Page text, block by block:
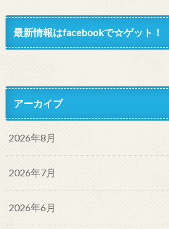
最新情報はfacebookで☆ゲット！
アーカイブ
2026年8月
2026年7月
2026年6月